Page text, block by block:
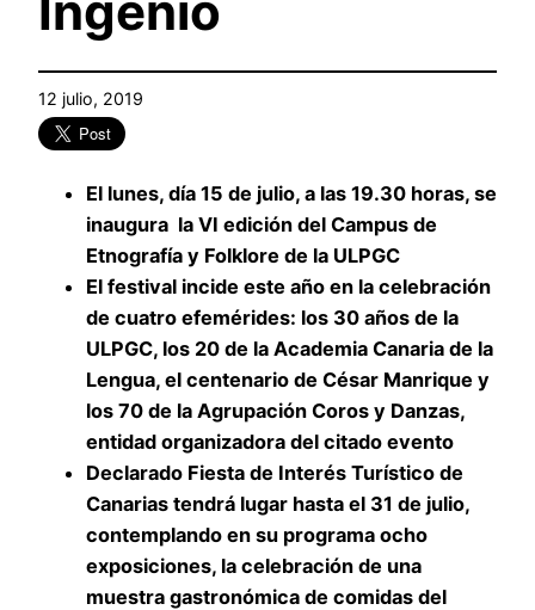
12 julio, 2019
El lunes, día 15 de julio, a las 19.30 horas, se
inaugura la VI edición del Campus de
Etnografía y Folklore de la ULPGC
El festival incide este año en la celebración
de cuatro efemérides: los 30 años de la
ULPGC, los 20 de la Academia Canaria de la
Lengua, el centenario de César Manrique y
los 70 de la Agrupación Coros y Danzas,
entidad organizadora del citado evento
Declarado Fiesta de Interés Turístico de
Canarias tendrá lugar hasta el 31 de julio,
contemplando en su programa ocho
exposiciones, la celebración de una
muestra gastronómica de comidas del